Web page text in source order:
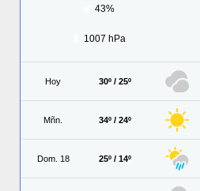
43%
1007 hPa
Hoy 30º / 25º
Mñn. 34º / 24º
Dom. 18 25º / 14º